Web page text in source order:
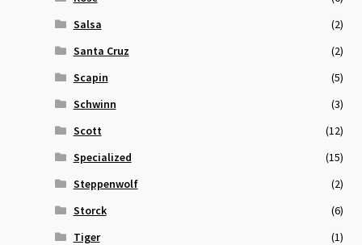
Salsa
(2)
Santa Cruz
(2)
Scapin
(5)
Schwinn
(3)
Scott
(12)
Specialized
(15)
Steppenwolf
(2)
Storck
(6)
Tiger
(1)